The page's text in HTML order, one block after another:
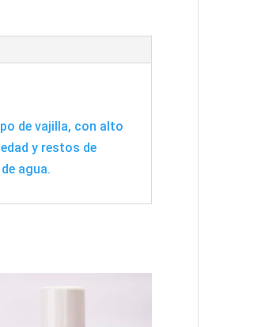
de vajilla, con alto
y restos de
agua.